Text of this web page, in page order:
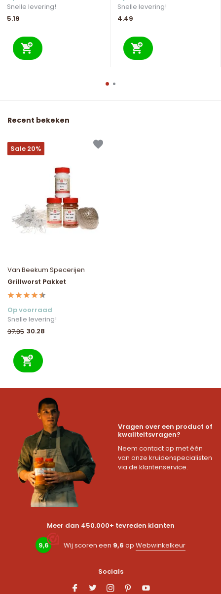
Snelle levering!
5.19
Snelle levering!
4.49
Recent bekeken
Sale 20%
Van Beekum Specerijen
Grillworst Pakket
Op voorraad
Snelle levering!
37.85 30.28
Vragen over een product of
kwaliteitsvragen?
Neem contact op met één
van onze kruidenspecialisten
via de klantenservice.
Meer dan 450.000+ tevreden klanten
9,6 Wij scoren een 9,6 op Webwinkelkeur
Socials